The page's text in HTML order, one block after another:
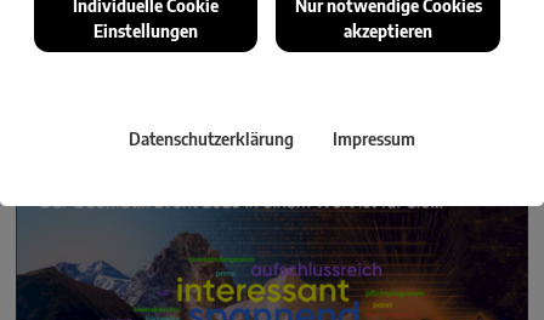
Einstellungen
akzeptieren
Datenschutzerklärung Impressum